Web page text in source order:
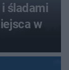
śladami
w